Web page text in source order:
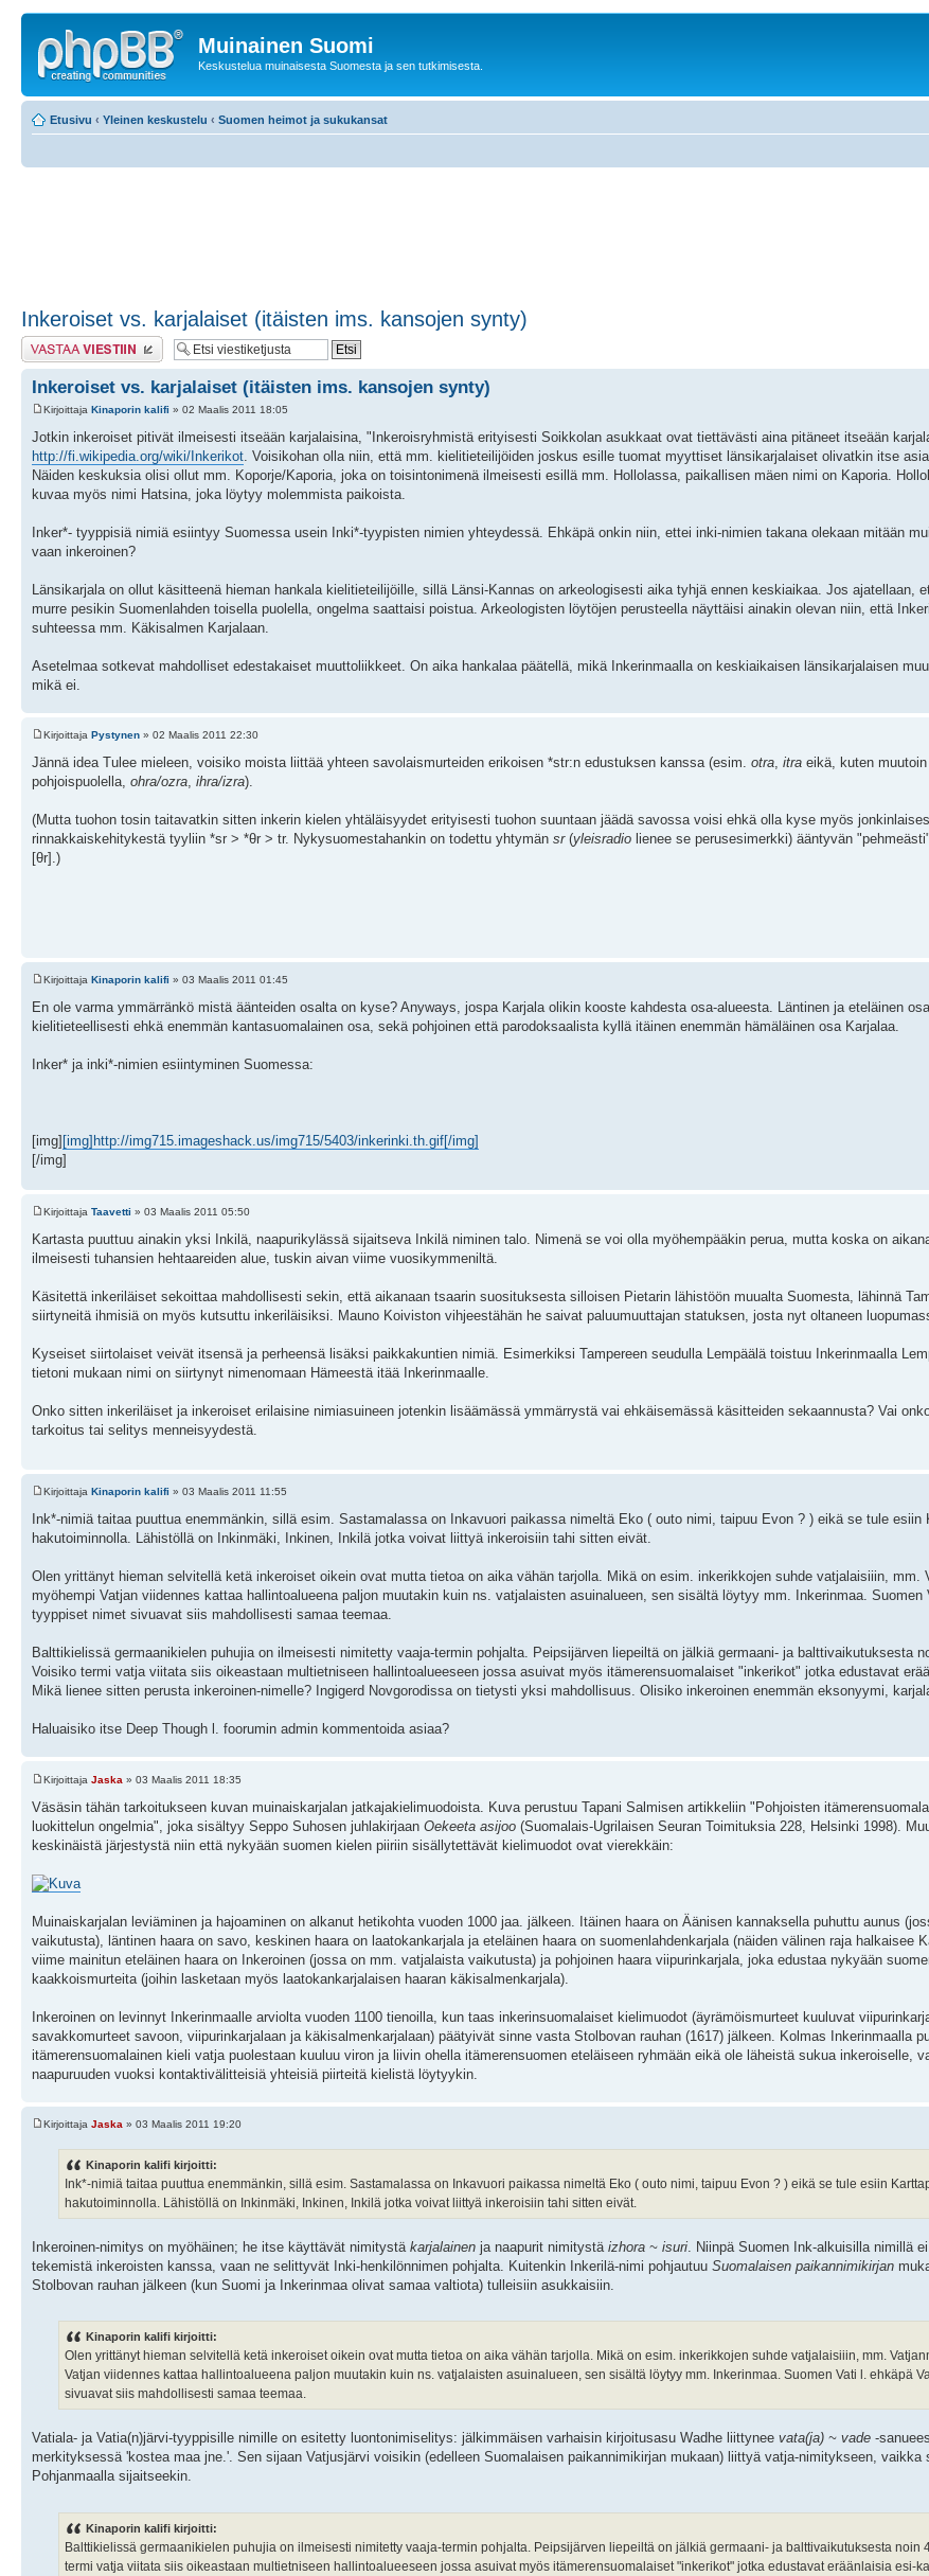
Muinainen Suomi
Keskustelua muinaisesta Suomesta ja sen tutkimisesta.
Etusivu ‹ Yleinen keskustelu ‹ Suomen heimot ja sukukansat
Inkeroiset vs. karjalaiset (itäisten ims. kansojen synty)
Lähetä vastaus
Inkeroiset vs. karjalaiset (itäisten ims. kansojen synty)
Kirjoittaja Kinaporin kalifi » 02 Maalis 2011 18:05
Jotkin inkeroiset pitivät ilmeisesti itseään karjalaisina, "Inkeroisryhmistä erityisesti Soikkolan asukkaat ovat tiettävästi aina pitäneet itseään
http://fi.wikipedia.org/wiki/Inkerikot . Voisikohan olla niin, että mm. kielitieteilijöiden joskus esille tuomat myyttiset länsikarjalaiset olivatkin itse
Näiden keskuksia olisi ollut mm. Koporje/Kaporia, joka on toisintonimenä ilmeisesti esillä mm. Hollolassa, paikallisen mäen nimi on Kaporia.
kuvaa myös nimi Hatsina, joka löytyy molemmista paikoista.
Inker*- tyyppisiä nimiä esiintyy Suomessa usein Inki*-tyypisten nimien yhteydessä. Ehkäpä onkin niin, ettei inki-nimien takana olekaan mitään
vaan inkeroinen?
Länsikarjala on ollut käsitteenä hieman hankala kielitieteilijöille, sillä Länsi-Kannas on arkeologisesti aika tyhjä ennen keskiaikaa. Jos ajatellaan,
murre pesikin Suomenlahden toisella puolella, ongelma saattaisi poistua. Arkeologisten löytöjen perusteella näyttäisi ainakin olevan niin, että
suhteessa mm. Käkisalmen Karjalaan.
Asetelmaa sotkevat mahdolliset edestakaiset muuttoliikkeet. On aika hankalaa päätellä, mikä Inkerinmaalla on keskiaikaisen länsikarjalaisen
mikä ei.
Kirjoittaja Pystynen » 02 Maalis 2011 22:30
Jännä idea Tulee mieleen, voisiko moista liittää yhteen savolaismurteiden erikoisen *str:n edustuksen kanssa (esim. otra, itra eikä, kuten
pohjoispuolella, ohra/ozra, ihra/izra).
(Mutta tuohon tosin taitavatkin sitten inkerin kielen yhtäläisyydet erityisesti tuohon suuntaan jäädä savossa voisi ehkä olla kyse myös
rinnakkaiskehitykestä tyyliin *sr > *θr > tr. Nykysuomestahankin on todettu yhtymän sr(yleisradio lienee se perusesimerkki) ääntyvän
[θr].)
Kirjoittaja Kinaporin kalifi » 03 Maalis 2011 01:45
En ole varma ymmärränkö mistä äänteiden osalta on kyse? Anyways, jospa Karjala olikin kooste kahdesta osa-alueesta. Läntinen ja eteläinen
kielitieteellisesti ehkä enemmän kantasuomalainen osa, sekä pohjoinen että parodoksaalista kyllä itäinen enemmän hämäläinen osa Karjalaa.
Inker* ja inki*-nimien esiintyminen Suomessa:
[img] [img]http://img715.imageshack.us/img715/5403/inkerinki.th.gif[/img]
[/img]
Kirjoittaja Taavetti » 03 Maalis 2011 05:50
Kartasta puuttuu ainakin yksi Inkilä, naapurikylässä sijaitseva Inkilä niminen talo. Nimenä se voi olla myöhempääkin perua, mutta koska on
ilmeisesti tuhansien hehtaareiden alue, tuskin aivan viime vuosikymmeniltä.
Käsitettä inkeriläiset sekoittaa mahdollisesti sekin, että aikanaan tsaarin suosituksesta silloisen Pietarin lähistöön muualta Suomesta, lähinnä
siirtyneitä ihmisiä on myös kutsuttu inkeriläisiksi. Mauno Koiviston vihjeestähän he saivat paluumuuttajan statuksen, josta nyt oltaneen
Kyseiset siirtolaiset veivät itsensä ja perheensä lisäksi paikkakuntien nimiä. Esimerkiksi Tampereen seudulla Lempäälä toistuu Inkerinmaalla
tietoni mukaan nimi on siirtynyt nimenomaan Hämeestä itää Inkerinmaalle.
Onko sitten inkeriläiset ja inkeroiset erilaisine nimiasuineen jotenkin lisäämässä ymmärrystä vai ehkäisemässä käsitteiden sekaannusta? Vai
tarkoitus tai selitys menneisyydestä.
Kirjoittaja Kinaporin kalifi » 03 Maalis 2011 11:55
Ink*-nimiä taitaa puuttua enemmänkin, sillä esim. Sastamalassa on Inkavuori paikassa nimeltä Eko ( outo nimi, taipuu Evon ? ) eikä se tule esiin
hakutoiminnolla. Lähistöllä on Inkinmäki, Inkinen, Inkilä jotka voivat liittyä inkeroisiin tahi sitten eivät.
Olen yrittänyt hieman selvitellä ketä inkeroiset oikein ovat mutta tietoa on aika vähän tarjolla. Mikä on esim. inkerikkojen suhde vatjalaisiiin, mm.
myöhempi Vatjan viidennes kattaa hallintoalueena paljon muutakin kuin ns. vatjalaisten asuinalueen, sen sisältä löytyy mm. Inkerinmaa. Suomen
tyyppiset nimet sivuavat siis mahdollisesti samaa teemaa.
Balttikielissä germaanikielen puhujia on ilmeisesti nimitetty vaaja-termin pohjalta. Peipsijärven liepeiltä on jälkiä germaani- ja balttivaikutuksesta
Voisiko termi vatja viitata siis oikeastaan multietniseen hallintoalueeseen jossa asuivat myös itämerensuomalaiset "inkerikot" jotka edustavat
Mikä lienee sitten perusta inkeroinen-nimelle? Ingigerd Novgorodissa on tietysti yksi mahdollisuus. Olisiko inkeroinen enemmän eksonyymi,
Haluaisiko itse Deep Though l. foorumin admin kommentoida asiaa?
Kirjoittaja Jaska » 03 Maalis 2011 18:35
Väsäsin tähän tarkoitukseen kuvan muinaiskarjalan jatkajakielimuodoista. Kuva perustuu Tapani Salmisen artikkeliin "Pohjoisten
luokittelun ongelmia", joka sisältyy Seppo Suhosen juhlakirjaan Oekeeta asijoo (Suomalais-Ugrilaisen Seuran Toimituksia 228, Helsinki 1998).
keskinäistä järjestystä niin että nykyään suomen kielen piiriin sisällytettävät kielimuodot ovat vierekkäin:
Muinaiskarjalan leviäminen ja hajoaminen on alkanut hetikohta vuoden 1000 jaa. jälkeen. Itäinen haara on Äänisen kannaksella puhuttu aunus
vaikutusta), läntinen haara on savo, keskinen haara on laatokankarjala ja eteläinen haara on suomenlahdenkarjala (näiden välinen raja halkaisee
viime mainitun eteläinen haara on Inkeroinen (jossa on mm. vatjalaista vaikutusta) ja pohjoinen haara viipurinkarjala, joka edustaa nykyään
kaakkoismurteita (joihin lasketaan myös laatokankarjalaisen haaran käkisalmenkarjala).
Inkeroinen on levinnyt Inkerinmaalle arviolta vuoden 1100 tienoilla, kun taas inkerinsuomalaiset kielimuodot (äyrämöismurteet kuuluvat
savakkomurteet savoon, viipurinkarjalaan ja käkisalmenkarjalaan) päätyivät sinne vasta Stolbovan rauhan (1617) jälkeen. Kolmas Inkerinmaalla
itämerensuomalainen kieli vatja puolestaan kuuluu viron ja liivin ohella itämerensuomen eteläiseen ryhmään eikä ole läheistä sukua inkeroiselle,
naapuruuden vuoksi kontaktivälitteisiä yhteisiä piirteitä kielistä löytyykin.
Kirjoittaja Jaska » 03 Maalis 2011 19:20
Kinaporin kalifi kirjoitti:
Ink*-nimiä taitaa puuttua enemmänkin, sillä esim. Sastamalassa on Inkavuori paikassa nimeltä Eko ( outo nimi, taipuu Evon ? ) eikä se tule esiin
hakutoiminnolla. Lähistöllä on Inkinmäki, Inkinen, Inkilä jotka voivat liittyä inkeroisiin tahi sitten eivät.
Inkeroinen-nimitys on myöhäinen; he itse käyttävät nimitystä karjalainen ja naapurit nimitystä izhora ~ isuri. Niinpä Suomen Ink-alkuisilla nimillä
tekemistä inkeroisten kanssa, vaan ne selittyvät Inki-henkilönnimen pohjalta. Kuitenkin Inkerilä-nimi pohjautuu Suomalaisen paikannimikirjan
Stolbovan rauhan jälkeen (kun Suomi ja Inkerinmaa olivat samaa valtiota) tulleisiin asukkaisiin.
Kinaporin kalifi kirjoitti:
Olen yrittänyt hieman selvitellä ketä inkeroiset oikein ovat mutta tietoa on aika vähän tarjolla. Mikä on esim. inkerikkojen suhde vatjalaisiiin, mm.
Vatjan viidennes kattaa hallintoalueena paljon muutakin kuin ns. vatjalaisten asuinalueen, sen sisältä löytyy mm. Inkerinmaa. Suomen Vati l. ehkäpä
sivuavat siis mahdollisesti samaa teemaa.
Vatiala- ja Vatia(n)järvi-tyyppisille nimille on esitetty luontonimiselitys: jälkimmäisen varhaisin kirjoitusasu Wadhe liittynee vata(ja) ~ vade -
merkityksessä 'kostea maa jne.'. Sen sijaan Vatjusjärvi voisikin (edelleen Suomalaisen paikannimikirjan mukaan) liittyä vatja-nimitykseen, vaikka
Pohjanmaalla sijaitseekin.
Kinaporin kalifi kirjoitti:
Balttikielissä germaanikielen puhujia on ilmeisesti nimitetty vaaja-termin pohjalta. Peipsijärven liepeiltä on jälkiä germaani- ja balttivaikutuksesta noin
termi vatja viitata siis oikeastaan multietniseen hallintoalueeseen jossa asuivat myös itämerensuomalaiset "inkerikot" jotka edustavat eräänlaisia esi-